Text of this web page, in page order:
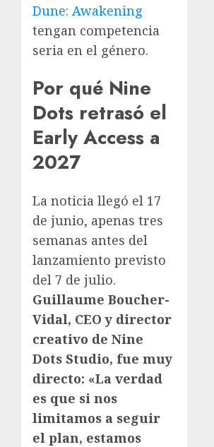
Dune: Awakening
tengan competencia
seria en el género.
Por qué Nine
Dots retrasó el
Early Access a
2027
La noticia llegó el 17
de junio, apenas tres
semanas antes del
lanzamiento previsto
del 7 de julio.
Guillaume Boucher-
Vidal, CEO y director
creativo de Nine
Dots Studio, fue muy
directo: «La verdad
es que si nos
limitamos a seguir
el plan, estamos